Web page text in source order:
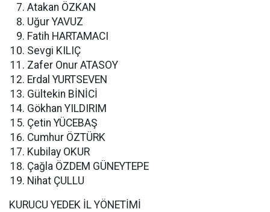
Atakan ÖZKAN
Uğur YAVUZ
Fatih HARTAMACI
Sevgi KILIÇ
Zafer Onur ATASOY
Erdal YURTSEVEN
Gültekin BİNİCİ
Gökhan YILDIRIM
Çetin YÜCEBAŞ
Cumhur ÖZTÜRK
Kubilay OKUR
Çağla ÖZDEM GÜNEYTEPE
Nihat ÇULLU
KURUCU YEDEK İL YÖNETİMİ